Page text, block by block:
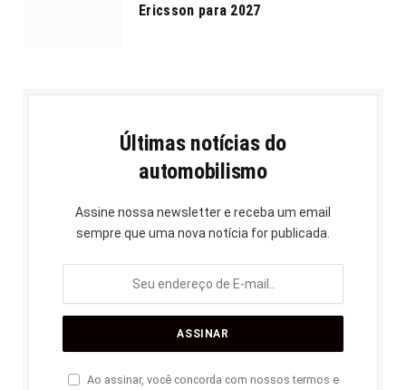
Ericsson para 2027
Últimas notícias do
automobilismo
Assine nossa newsletter e receba um email
sempre que uma nova notícia for publicada.
Ao assinar, você concorda com nossos termos e